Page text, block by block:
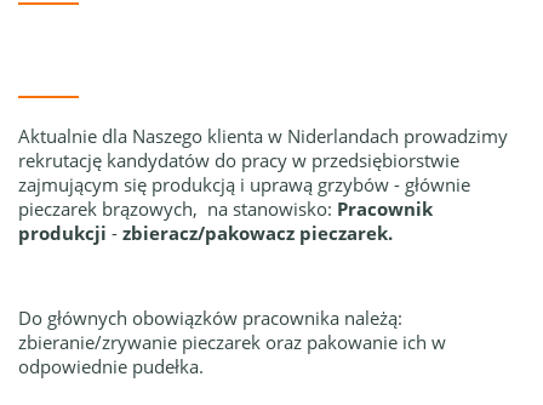
Aktualnie dla Naszego klienta w Niderlandach prowadzimy
rekrutację kandydatów do pracy w przedsiębiorstwie
zajmującym się produkcją i uprawą grzybów - głównie
pieczarek brązowych, na stanowisko: Pracownik
produkcji - zbieracz/pakowacz pieczarek.
Do głównych obowiązków pracownika należą:
zbieranie/zrywanie pieczarek oraz pakowanie ich w
odpowiednie pudełka.